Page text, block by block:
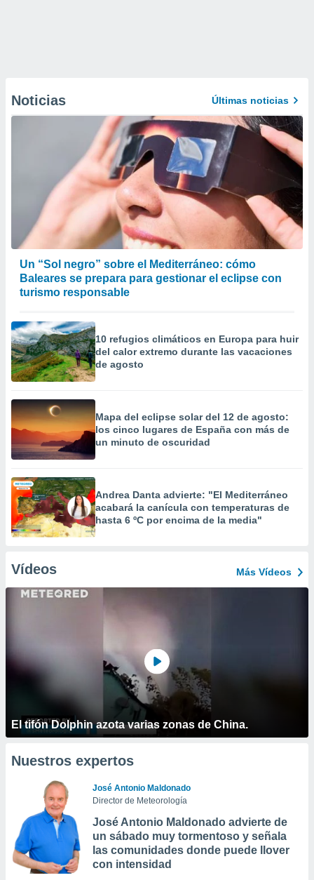
Noticias Últimas noticias
Un “Sol negro” sobre el Mediterráneo: cómo
Baleares se prepara para gestionar el eclipse con
turismo responsable
10 refugios climáticos en Europa para huir
del calor extremo durante las vacaciones
de agosto
Mapa del eclipse solar del 12 de agosto:
los cinco lugares de España con más de
un minuto de oscuridad
Andrea Danta advierte: "El Mediterráneo
acabará la canícula con temperaturas de
hasta 6 ºC por encima de la media"
Vídeos Más Vídeos
El tifón Dolphin azota varias zonas de China.
Nuestros expertos
José Antonio Maldonado
Director de Meteorología
José Antonio Maldonado advierte de
un sábado muy tormentoso y señala
las comunidades donde puede llover
con intensidad